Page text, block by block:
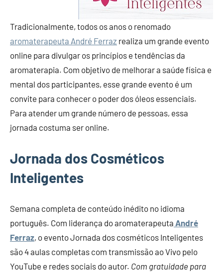
Tradicionalmente, todos os anos o renomado
aromaterapeuta André Ferraz realiza um grande evento
online para divulgar os princípios e tendências da
aromaterapia. Com objetivo de melhorar a saúde física e
mental dos participantes, esse grande evento é um
convite para conhecer o poder dos óleos essenciais.
Para atender um grande número de pessoas, essa
jornada costuma ser online.
Jornada dos Cosméticos
Inteligentes
Semana completa de conteúdo inédito no idioma
português. Com liderança do aromaterapeuta André
Ferraz, o evento Jornada dos cosméticos Inteligentes
são 4 aulas completas com transmissão ao Vivo pelo
YouTube e redes sociais do autor. Com gratuidade para